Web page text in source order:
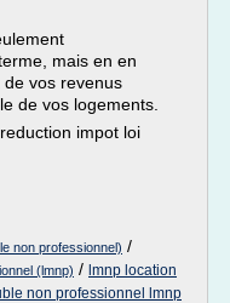
mais en en
vos revenus
de vos logements.
impot loi
non professionnel) /
(lmnp) / lmnp location
non professionnel lmnp